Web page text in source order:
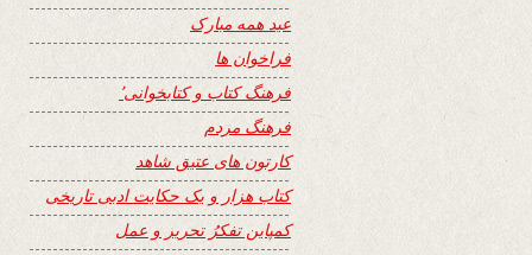
عید همه مبارک
فراخوان ها
فرهنگ کتاب و کتابخوانی٬
فرهنگ مردم
کارتون های عتیق شاهد
کتاب هزار و یک حکایت ادبی تاریخی
کمپاین تفکرُ تحریر و عمل